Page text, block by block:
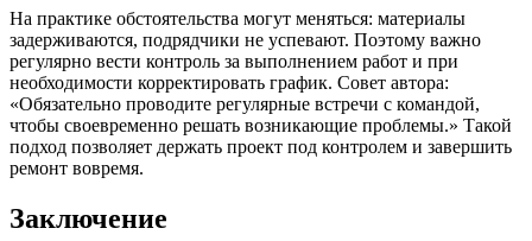
На практике обстоятельства могут меняться: материалы
задерживаются, подрядчики не успевают. Поэтому важно
регулярно вести контроль за выполнением работ и при
необходимости корректировать график. Совет автора:
«Обязательно проводите регулярные встречи с командой,
чтобы своевременно решать возникающие проблемы.» Такой
подход позволяет держать проект под контролем и завершить
ремонт вовремя.
Заключение